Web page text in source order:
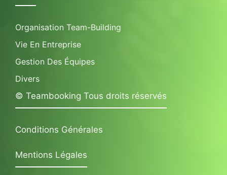
Organisation Team-Building
Vie En Entreprise
Gestion Des Équipes
Divers
© Teambooking Tous droits réservés
Conditions Générales
Mentions Légales